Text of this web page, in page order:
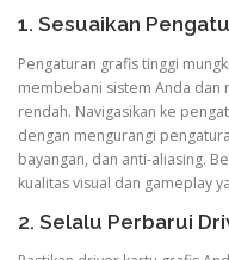
1. Sesuaikan
Pengaturan grafis tinggi
membebani sistem Anda dan
rendah. Navigasikan ke
dengan mengurangi
bayangan, dan anti-aliasing.
kualitas visual dan gameplay
2. Selalu Perbarui